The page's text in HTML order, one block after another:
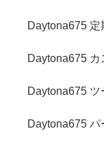
Daytona675 定
Daytona675 カ
Daytona675 ツ
Daytona675